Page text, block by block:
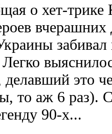
о хет-
Легко
это
то аж 6 раз).
90-х...